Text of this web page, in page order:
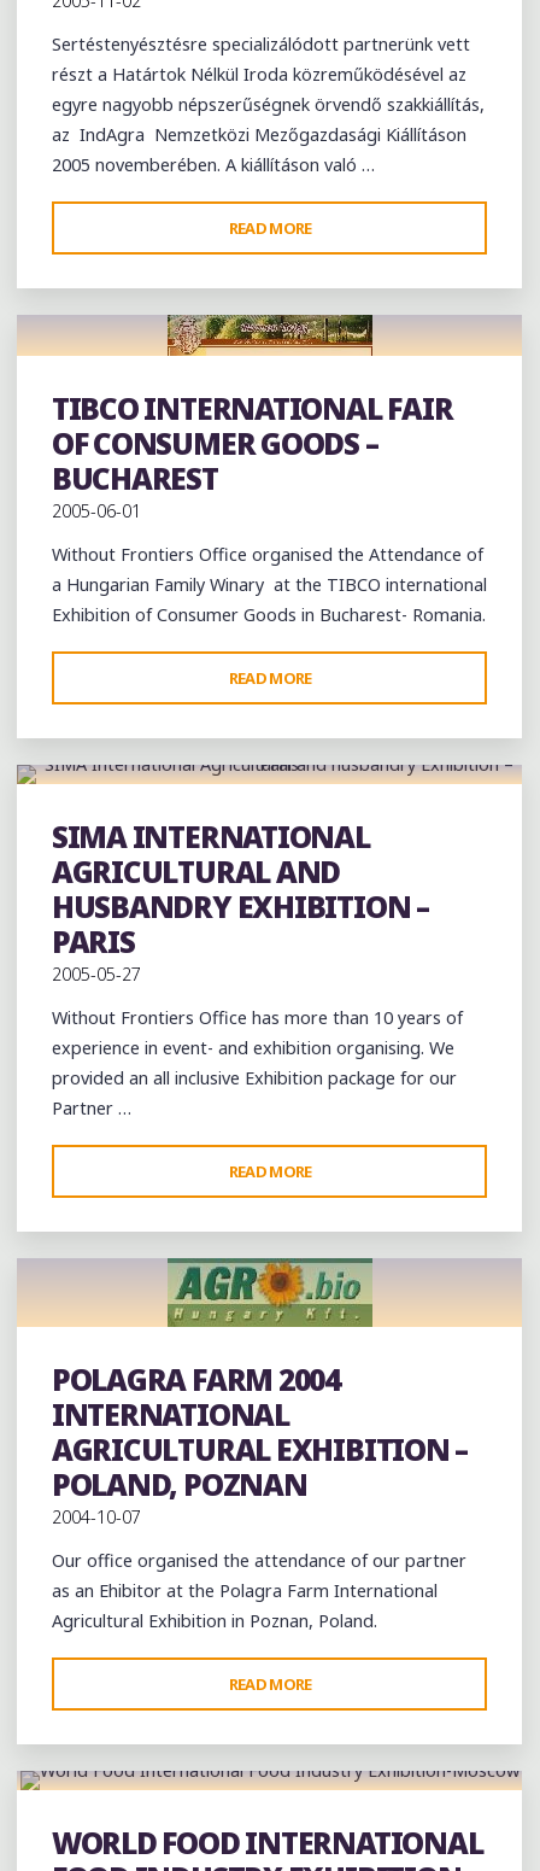
Sertéstenyésztésre specializálódott partnerünk vett
részt a Határtok Nélkül Iroda közreműködésével az
egyre nagyobb népszerűségnek örvendő szakkiállítás,
az IndAgra Nemzetközi Mezőgazdasági Kiállításon
2005 novemberében. A kiállításon való …
READ MORE
NEMZETKÖZI
MEZŐGAZDASÁGI
SZAKKIÁLLÍTÁS
–
BUKAREST"
Exhibition
TIBCO INTERNATIONAL FAIR
OF CONSUMER GOODS –
BUCHAREST
2005-06-01
Without Frontiers Office organised the Attendance of
a Hungarian Family Winary at the TIBCO international
Exhibition of Consumer Goods in Bucharest- Romania.
READ MORE
INTERNATIONAL
FAIR
OF
GOODS
–
BUCHAREST"
Exhibition
SIMA INTERNATIONAL
AGRICULTURAL AND
HUSBANDRY EXHIBITION –
PARIS
2005-05-27
Without Frontiers Office has more than 10 years of
experience in event- and exhibition organising. We
provided an all inclusive Exhibition package for our
Partner …
READ MORE
INTERNATIONAL
AGRICULTURAL
AND
HUSBANDRY
EXHIBITION
PARIS"
Exhibition
POLAGRA FARM 2004
INTERNATIONAL
AGRICULTURAL EXHIBITION –
POLAND, POZNAN
2004-10-07
Our office organised the attendance of our partner
as an Ehibitor at the Polagra Farm International
Agricultural Exhibition in Poznan, Poland.
READ MORE
FARM
2004
INTERNATIONAL
EXHIBITION
–
Exhibition
WORLD FOOD INTERNATIONAL